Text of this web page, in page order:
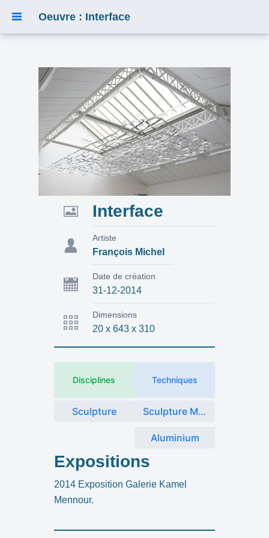
Oeuvre : Interface
Interface
François Michel
Artiste
31-12-2014
Date de création
20 x 643 x 310
Dimensions
Disciplines
Sculpture
Techniques
Sculpture Métal
Aluminium
Expositions
2014 Exposition Galerie Kamel
Mennour.